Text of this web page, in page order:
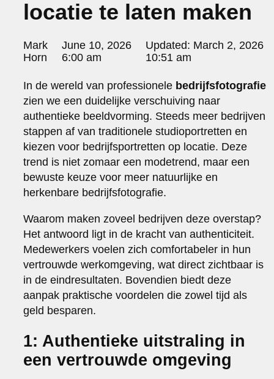
portraits 2
portraits 3
sanoma view 2014 – annual report
het zuiderlicht
thomas van luyn
various
parool christmas special
editorial
travel
commercial
fashion
contact
+31650600601
about
locatie te laten maken
Posted
by:
Mark
Horn
June 10, 2026
6:00 am
Updated: March 2, 2026
10:51 am
In de wereld van professionele bedrijfsfotografie
zien we een duidelijke verschuiving naar
authentieke beeldvorming. Steeds meer bedrijven
stappen af van traditionele studioportretten en
kiezen voor bedrijfsportretten op locatie. Deze
trend is niet zomaar een modetrend, maar een
bewuste keuze voor meer natuurlijke en
herkenbare bedrijfsfotografie.
Waarom maken zoveel bedrijven deze overstap?
Het antwoord ligt in de kracht van authenticiteit.
Medewerkers voelen zich comfortabeler in hun
vertrouwde werkomgeving, wat direct zichtbaar is
in de eindresultaten. Bovendien biedt deze
aanpak praktische voordelen die zowel tijd als
geld besparen.
1: Authentieke uitstraling in
een vertrouwde omgeving